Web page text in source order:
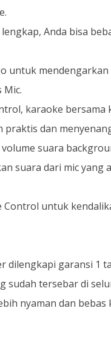
Anda bisa
untuk
Mic.
karaoke bersama
dan
suara
suara dari mic yang
Control untuk
dilengkapi garansi 1
sudah tersebar di
nyaman dan bebas